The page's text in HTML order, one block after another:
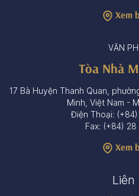
Xem
VĂN
Tòa Nhà
17 Bà Huyện Thanh Quan,
Minh, Việt Nam -
Điện Thoại:
Fax: (+84)
Xem
Liên